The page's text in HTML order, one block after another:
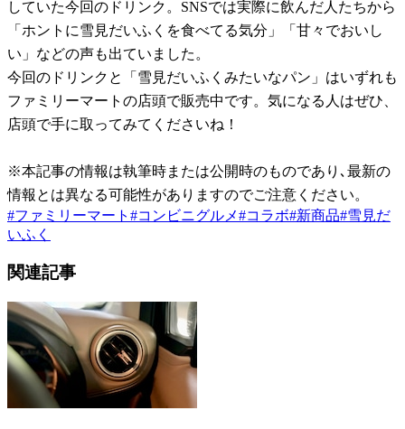
していた今回のドリンク。SNSでは実際に飲んだ人たちから
「ホントに雪見だいふくを食べてる気分」「甘々でおいし
い」などの声も出ていました。
今回のドリンクと「雪見だいふくみたいなパン」はいずれも
ファミリーマートの店頭で販売中です。気になる人はぜひ、
店頭で手に取ってみてくださいね！
※本記事の情報は執筆時または公開時のものであり､最新の
情報とは異なる可能性がありますのでご注意ください。
#ファミリーマート #コンビニグルメ#コラボ#新商品#雪見だ
いふく
関連記事